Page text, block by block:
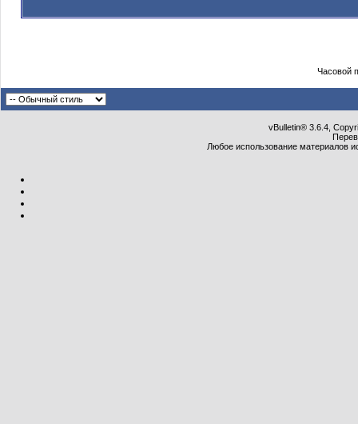
Часовой
vBulletin® 3.6.4,
Любое использование материалов